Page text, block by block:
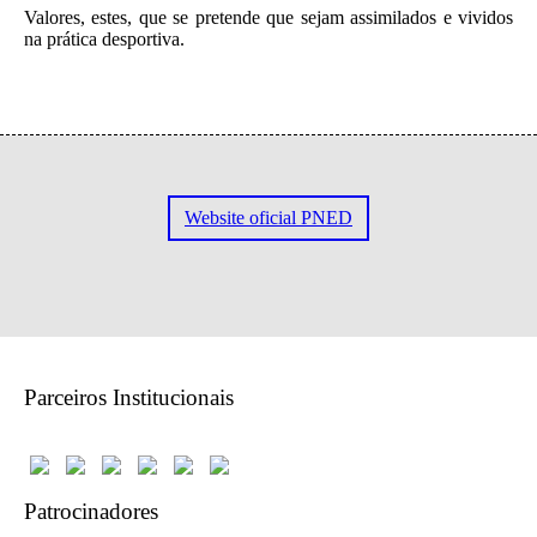
Valores, estes, que se pretende que sejam assimilados e vividos
na prática desportiva.
Website oficial PNED
Parceiros Institucionais
Patrocinadores